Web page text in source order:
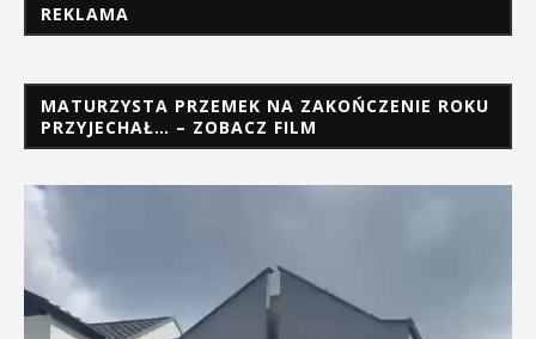
REKLAMA
MATURZYSTA PRZEMEK NA ZAKOŃCZENIE ROKU
PRZYJECHAŁ… – ZOBACZ FILM
Odtwarzacz